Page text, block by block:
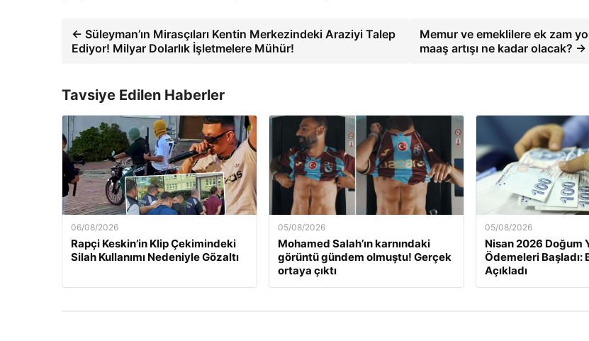
← Süleyman’ın Mirasçıları Kentin Merkezindeki Araziyi Talep
Ediyor! Milyar Dolarlık İşletmelere Mühür!
Memur ve emeklilere ek zam
maaş artışı ne kadar olacak? →
Tavsiye Edilen Haberler
06/08/2026
Rapçi Keskin’in Klip Çekimindeki
Silah Kullanımı Nedeniyle Gözaltı
05/08/2026
Mohamed Salah’ın karnındaki
görüntü gündem olmuştu! Gerçek
ortaya çıktı
05/08/2026
Nisan 2026 Doğum
Ödemeleri Başladı:
Açıkladı